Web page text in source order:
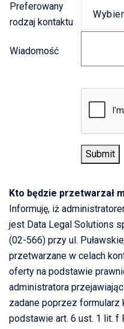
Preferowany
rodzaj kontaktu
Wiadomość
Kto będzie przetwarzał
Informuję, iż
jest Data Legal Solutions
(02-566) przy ul.
przetwarzane w celach
oferty na podstawie
administratora
zadane poprzez formularz
podstawie art. 6 ust. 1 lit. f